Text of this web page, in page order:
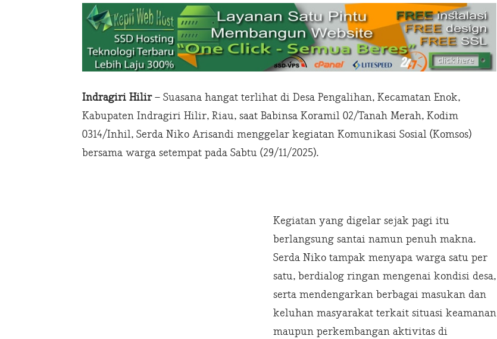
Indragiri Hilir– Suasana hangat terlihat di Desa Pengalihan, Kecamatan Enok,
Kabupaten Indragiri Hilir, Riau, saat Babinsa Koramil 02/Tanah Merah, Kodim
0314/Inhil, Serda Niko Arisandi menggelar kegiatan Komunikasi Sosial (Komsos)
bersama warga setempat pada Sabtu (29/11/2025).
Kegiatan yang digelar sejak pagi itu
berlangsung santai namun penuh makna.
Serda Niko tampak menyapa warga satu per
satu, berdialog ringan mengenai kondisi desa,
serta mendengarkan berbagai masukan dan
keluhan masyarakat terkait situasi keamanan
maupun perkembangan aktivitas di